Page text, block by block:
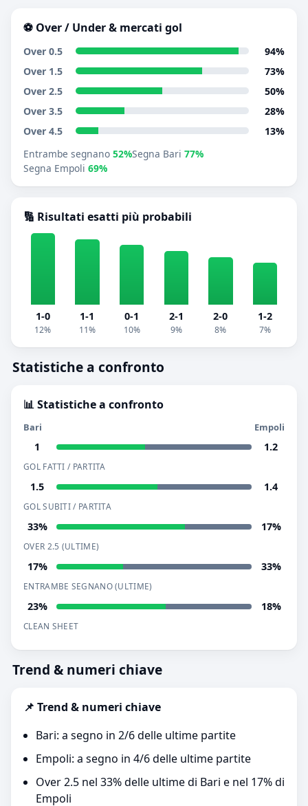
⚽ Over / Under & mercati gol
Over 0.5
94%
Over 1.5
73%
Over 2.5
50%
Over 3.5
28%
Over 4.5
13%
Entrambe segnano 52%Segna Bari 77%
Segna Empoli 69%
🔢 Risultati esatti più probabili
1-0
12%
1-1
11%
0-1
10%
2-1
9%
2-0
8%
1-2
7%
Statistiche a confronto
📊 Statistiche a confronto
Bari Empoli
1 1.2
GOL FATTI / PARTITA
1.5 1.4
GOL SUBITI / PARTITA
33% 17%
OVER 2.5 (ULTIME)
17% 33%
ENTRAMBE SEGNANO (ULTIME)
23% 18%
CLEAN SHEET
Trend & numeri chiave
📌 Trend & numeri chiave
Bari: a segno in 2/6 delle ultime partite
Empoli: a segno in 4/6 delle ultime partite
Over 2.5 nel 33% delle ultime di Bari e nel 17% di
Empoli